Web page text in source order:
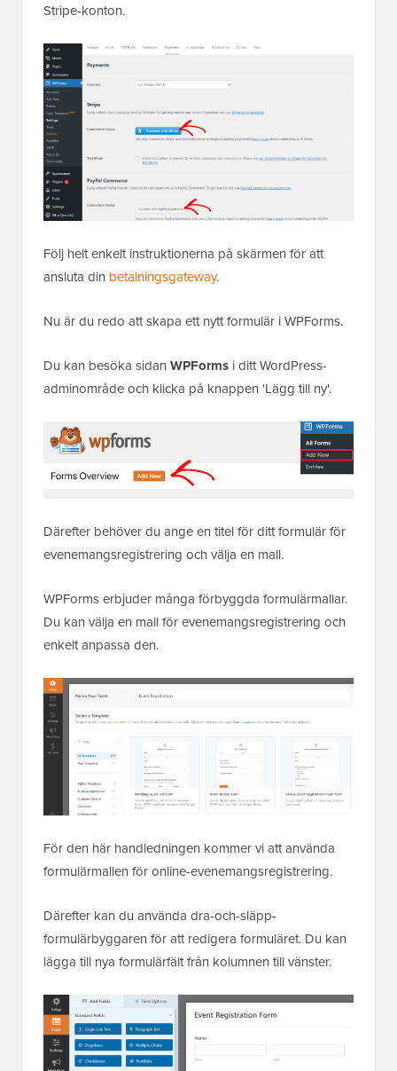
Stripe-konton.
Följ helt enkelt instruktionerna på skärmen för att
ansluta din betalningsgateway.
Nu är du redo att skapa ett nytt formulär i WPForms.
Du kan besöka sidan WPForms i ditt WordPress-
adminområde och klicka på knappen 'Lägg till ny'.
Därefter behöver du ange en titel för ditt formulär för
evenemangsregistrering och välja en mall.
WPForms erbjuder många förbyggda formulärmallar.
Du kan välja en mall för evenemangsregistrering och
enkelt anpassa den.
För den här handledningen kommer vi att använda
formulärmallen för online-evenemangsregistrering.
Därefter kan du använda dra-och-släpp-
formulärbyggaren för att redigera formuläret. Du kan
lägga till nya formulärfält från kolumnen till vänster.